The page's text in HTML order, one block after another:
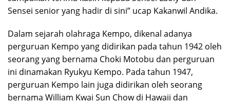
Sensei senior yang hadir di sini” ucap Kakanwil Andika.
Dalam sejarah olahraga Kempo, dikenal adanya
perguruan Kempo yang didirikan pada tahun 1942 oleh
seorang yang bernama Choki Motobu dan perguruan
ini dinamakan Ryukyu Kempo. Pada tahun 1947,
perguruan Kempo lain juga didirikan oleh seorang
bernama William Kwai Sun Chow di Hawaii dan